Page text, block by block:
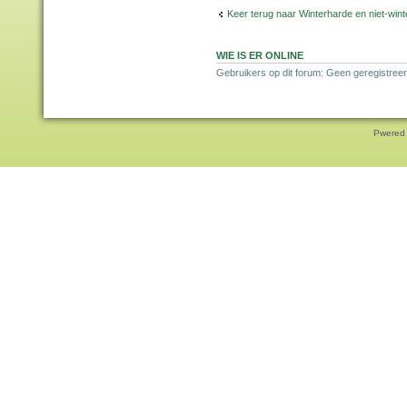
Keer terug naar Winterharde en niet-
WIE IS ER ONLINE
Gebruikers op dit forum: Geen